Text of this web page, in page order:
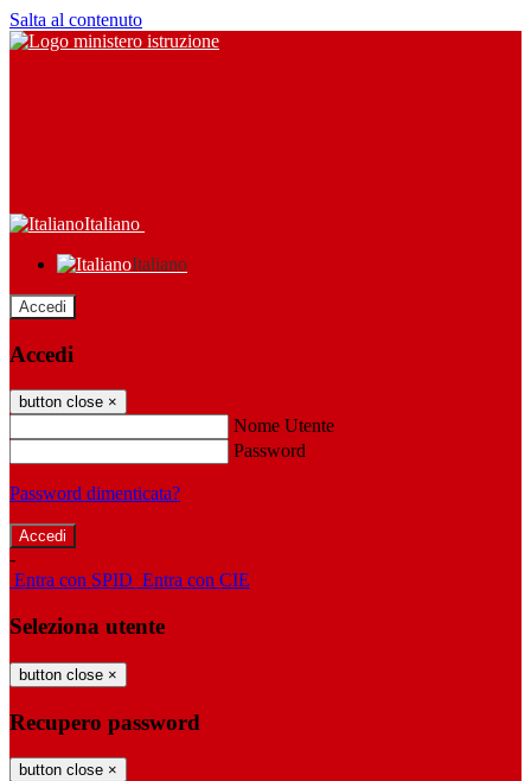
Salta al contenuto
Italiano
Italiano
Accedi
Accedi
button close ×
Nome Utente
Password
Password dimenticata?
-
Entra con SPID Entra con CIE
Seleziona utente
button close ×
Recupero password
button close ×